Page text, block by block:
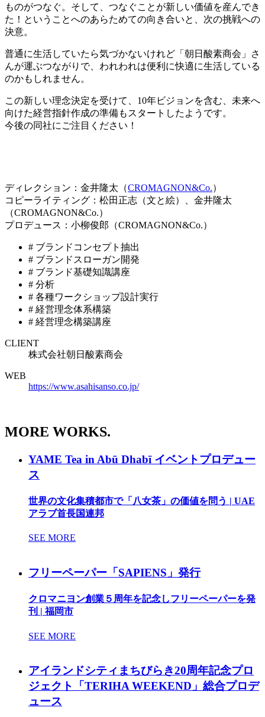
ものがつなぐ。そして、つなぐことが新しい価値を産んでき
た！ということへのあらためての向き合いと、次の挑戦への
決意。
普通に生活していたら気づかないけれど「朝日酸素商会」さ
んが運ぶつながりで、われわれは便利に快適に生活している
のかもしれません。
この新しい理念決定を受けて、10年ビジョンを含む、未来へ
向けた経営指針作成の準備もスタートしたようです。
今後の同社にご注目ください！
ディレクション：金井隆太（CROMAGNON&Co.）
コピーライティング：松田正志（文と絵）、金井隆太
（CROMAGNON&Co.）
プロデュース：小柳俊郎（CROMAGNON&Co.）
# ブランドコンセプト抽出
# ブランドスローガン開発
# ブランド基礎知識講座
# 分析
# 各種ワークショップ設計実行
# 経営理念体系構築
# 経営理念構築講座
CLIENT
株式会社朝日酸素商会
WEB
https://www.asahisanso.co.jp/
MORE WORKS.
YAME Tea in Abū Dhabī イベントプロデュー
ス
世界の文化集積都市で「八女茶」の価値を問う | UAE
アラブ首長国連邦
SEE MORE
フリーペーパー「SAPIENS」発行
クロマニヨン創業５周年を記念しフリーペーパーを発
刊 | 福岡市
SEE MORE
アイランドシティまちびらき20周年記念プロ
ジェクト「TERIHA WEEKEND」総合プロデ
ュース